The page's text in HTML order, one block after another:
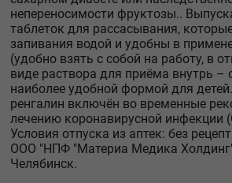
непереносимости фруктозы..
таблеток для рассасывания,
запивания водой и удобны в
(удобно взять с собой на работу, в
виде раствора для приёма внутрь –
наиболее удобной формой для
ренгалин включён во временные
лечению коронавирусной инфекции
Условия отпуска из аптек: без
ООО "НПФ "Материа Медика
Челябинск.